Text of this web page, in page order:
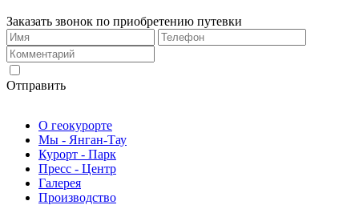
Заказать звонок по приобретению путевки
Отправить
О геокурорте
Мы - Янган-Тау
Курорт - Парк
Пресс - Центр
Галерея
Производство